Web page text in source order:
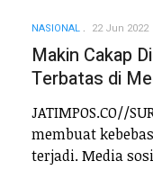
NASIONAL 22 Jun 2022
Makin Cakap
Terbatas di
JATIMPOS.CO//
membuat
terjadi. Media